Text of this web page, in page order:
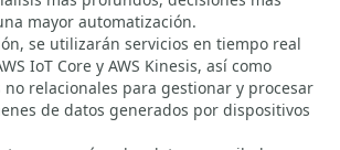
mayor automatización.
se utilizarán servicios en tiempo real
IoT Core y AWS Kinesis, así como
no relacionales para gestionar y procesar
de datos generados por dispositivos